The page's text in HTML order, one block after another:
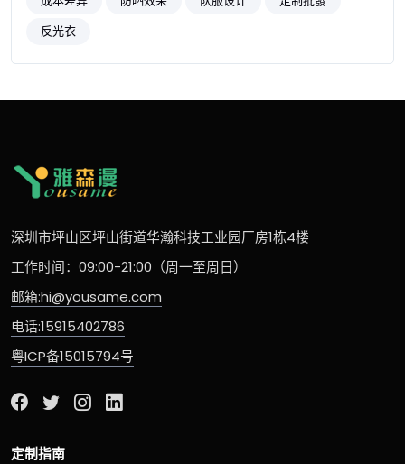
反光衣
深圳市坪山区坪山街道华瀚科技工业园厂房1栋4楼
工作时间：09:00-21:00（周一至周日）
邮箱:hi@yousame.com
电话:15915402786
粤ICP备15015794号
定制指南